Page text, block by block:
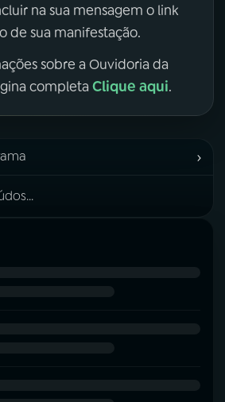
na sua mensagem o link
de sua manifestação.
sobre a Ouvidoria da
completa Clique aqui.
›